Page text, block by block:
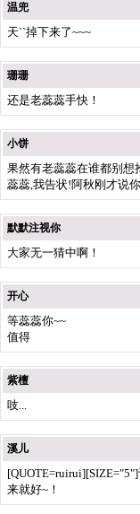
温兜
天``掉下来了~~~
珊珊
还是老蕊蕊手快！
小饼
果然有老蕊蕊在谁都别想
蕊蕊,我告状!阿秋刚才说
默默注视你
大家无一猜中啊！
开心
等蕊蕊你~~
值得
紫檀
吱...
溪儿
来就好~！